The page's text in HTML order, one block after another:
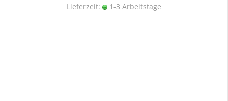
Lieferzeit: 1-3 Arbeitstage